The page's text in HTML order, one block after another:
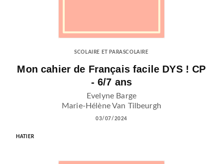
SCOLAIRE ET PARASCOLAIRE
Mon cahier de Français facile DYS ! CP
- 6/7 ans
Evelyne Barge
Marie-Hélène Van Tilbeurgh
03/07/2024
HATIER